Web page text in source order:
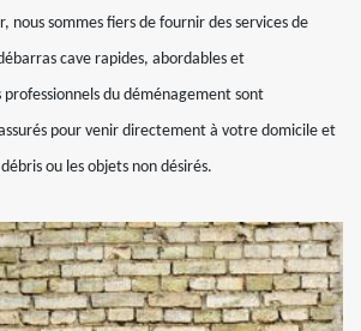
nous sommes fiers de fournir des services de
cave rapides, abordables et
professionnels du déménagement sont
pour venir directement à votre domicile et
ou les objets non désirés.